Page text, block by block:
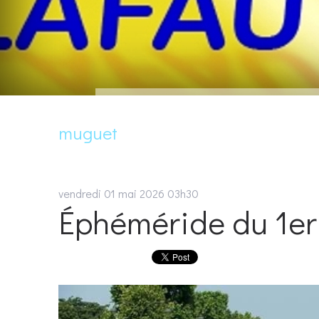
muguet
vendredi 01 mai 2026 03h30
Éphéméride du